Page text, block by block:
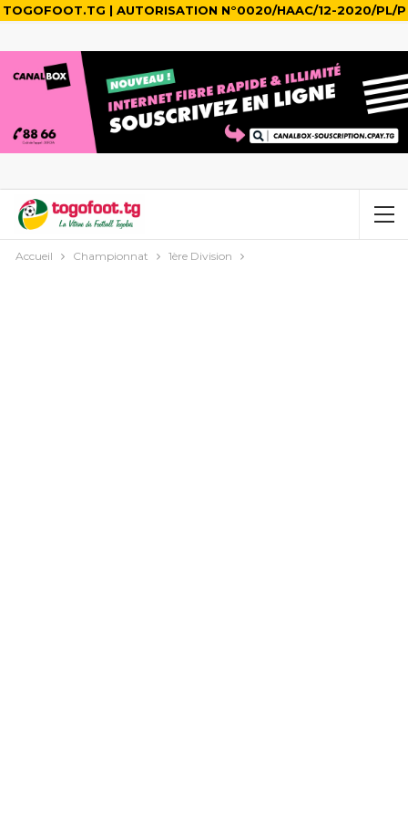
TOGOFOOT.TG | AUTORISATION N°0020/HAAC/12-2020/PL/P
Accueil Championnat 1ère Division